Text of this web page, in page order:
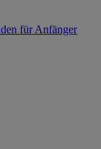
für Anfänger